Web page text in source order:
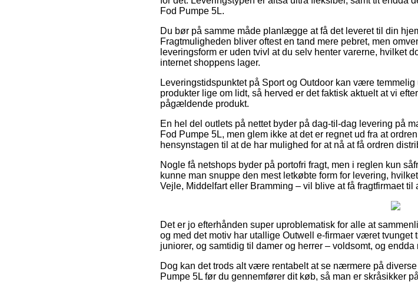
Fod Pumpe 5L.
Du bør på samme måde planlægge at få det leveret til din
Fragtmuligheden bliver oftest en tand mere pebret, men
leveringsform er uden tvivl at du selv henter varerne, hvilket
internet shoppens lager.
Leveringstidspunktet på Sport og Outdoor kan være
produkter lige om lidt, så herved er det faktisk aktuelt at vi
pågældende produkt.
En hel del outlets på nettet byder på dag-til-dag levering på
Fod Pumpe 5L, men glem ikke at det er regnet ud fra at
hensynstagen til at de har mulighed for at nå at få ordren
Nogle få netshops byder på portofri fragt, men i reglen kun
kunne man snuppe den mest letkøbte form for levering,
Vejle, Middelfart eller Bramming – vil blive at få fragtfirmaet
Det er jo efterhånden super uproblematisk for alle at
og med det motiv har utallige Outwell e-firmaer været tvunget
juniorer, og samtidig til damer og herrer – voldsomt, og
Dog kan det trods alt være rentabelt at se nærmere på
Pumpe 5L før du gennemfører dit køb, så man er skråsikker